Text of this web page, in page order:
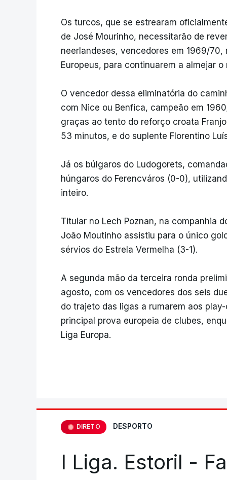
Os turcos, que se estrearam
de José Mourinho, necessitarão de
neerlandeses, vencedores em 1969/
Europeus, para continuarem a almejar
O vencedor dessa eliminatória do
com Nice ou Benfica, campeão em
graças ao tento do reforço croata
53 minutos, e do suplente Florentino
Já os búlgaros do Ludogorets,
húngaros do Ferencváros (0-0),
inteiro.
Titular no Lech Poznan, na companhia
João Moutinho assistiu para o único
sérvios do Estrela Vermelha (3-1).
A segunda mão da terceira ronda
agosto, com os vencedores dos seis
do trajeto das ligas a rumarem aos
principal prova europeia de clubes,
Liga Europa.
DIRETO DESPORTO
I Liga. Estoril -